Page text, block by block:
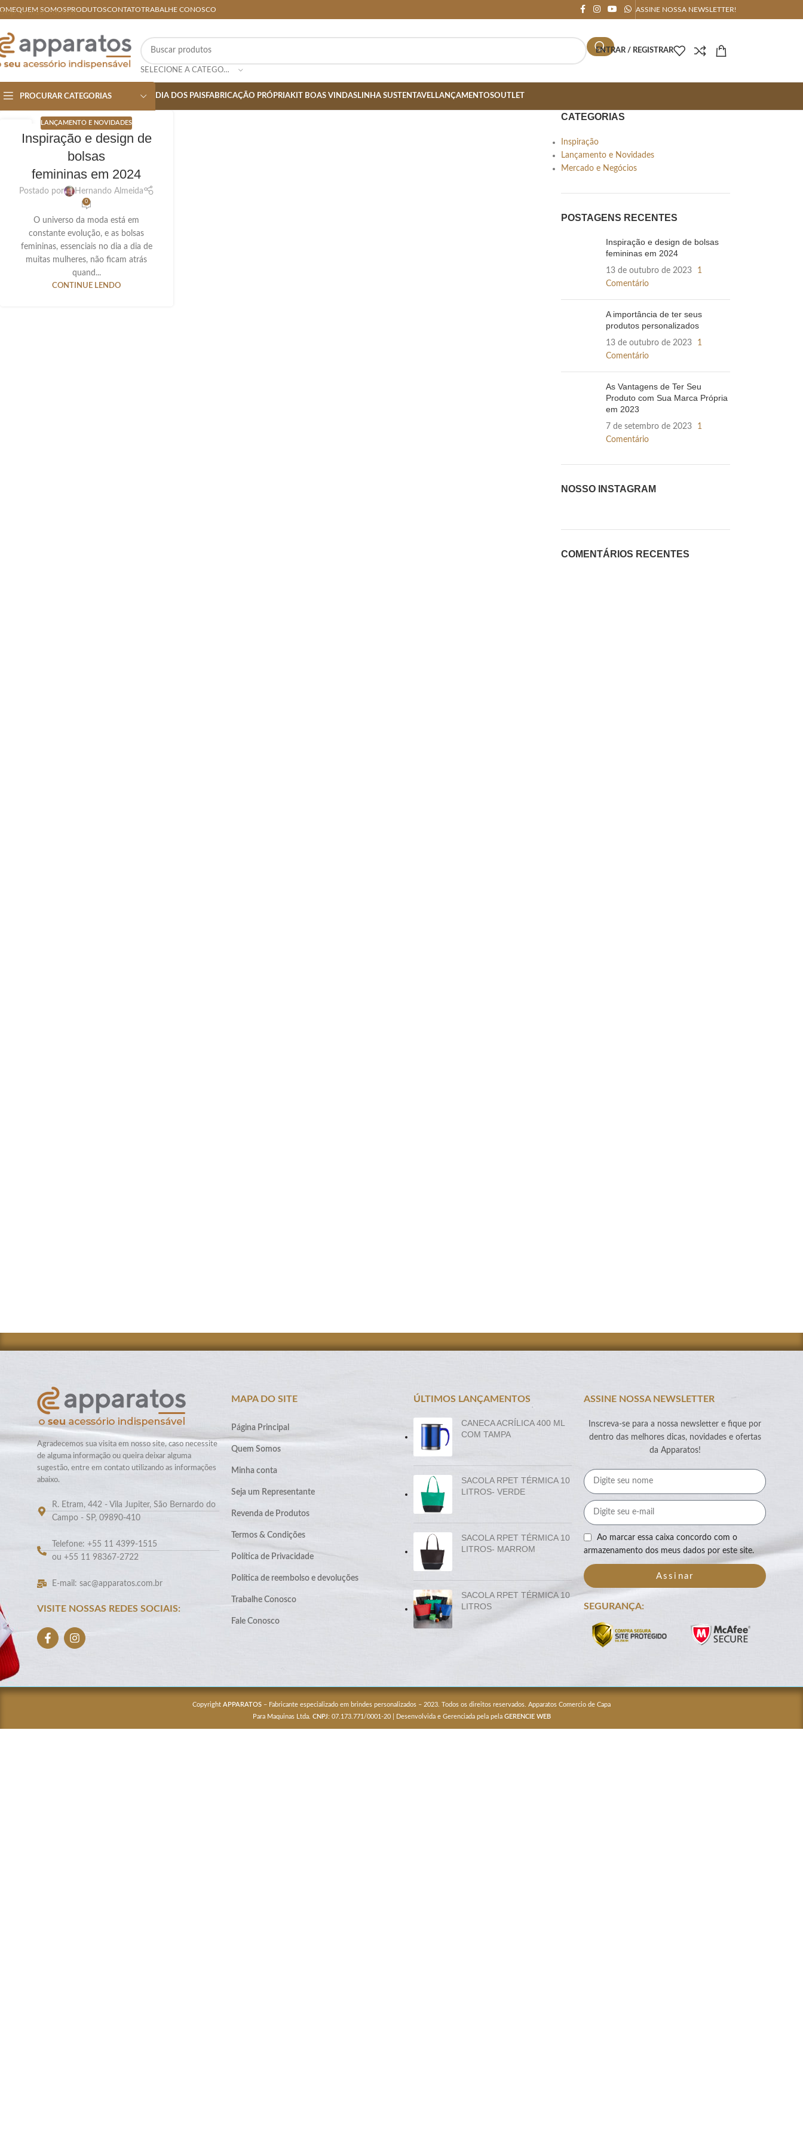
Skip to main content
QUEM SOMOSPRODUTOSCONTATOTRABALHE CONOSCO ASSINE NOSSA NEWSLETTER!
SELECIONE A CATEGORIA
ENTRAR / REGISTRAR
PROCURAR CATEGORIAS DIA DOS PAISFABRICAÇÃO PRÓPRIAKIT BOAS VINDASLINHA SUSTENTAVELLANÇAMENTOSOUTLET
LANÇAMENTO E NOVIDADES
Inspiração e design de
bolsas
femininas em 2024
Postado por Hernando Almeida
0
O universo da moda está em
constante evolução, e as bolsas
femininas, essenciais no dia a dia de
muitas mulheres, não ficam atrás
quand...
CONTINUE LENDO
CATEGORIAS
Inspiração
Lançamento e Novidades
Mercado e Negócios
POSTAGENS RECENTES
Inspiração e design de bolsas
femininas em 2024
13 de outubro de 2023
1
Comentário
A importância de ter seus
produtos personalizados
13 de outubro de 2023
1
Comentário
As Vantagens de Ter Seu
Produto com Sua Marca Própria
em 2023
7 de setembro de 2023
1
Comentário
NOSSO INSTAGRAM
COMENTÁRIOS RECENTES
Agradecemos sua visita em nosso site, caso necessite
de alguma informação ou queira deixar alguma
sugestão, entre em contato utilizando as informações
abaixo.
R. Etram, 442 - Vila Jupiter, São Bernardo do
Campo - SP, 09890-410
Telefone: +55 11 4399-1515
ou +55 11 98367-2722
E-mail: sac@apparatos.com.br
VISITE NOSSAS REDES SOCIAIS:
MAPA DO SITE
Página Principal
Quem Somos
Minha conta
Seja um Representante
Revenda de Produtos
Termos & Condições
Política de Privacidade
Política de reembolso e devoluções
Trabalhe Conosco
Fale Conosco
ÚLTIMOS LANÇAMENTOS
CANECA ACRÍLICA 400 ML
COM TAMPA
SACOLA RPET TÉRMICA 10
LITROS- VERDE
SACOLA RPET TÉRMICA 10
LITROS- MARROM
SACOLA RPET TÉRMICA 10
LITROS
ASSINE NOSSA NEWSLETTER
Inscreva-se para a nossa newsletter e fique por
dentro das melhores dicas, novidades e ofertas
da Apparatos!
Ao marcar essa caixa concordo com o
armazenamento dos meus dados por este site.
Assinar
SEGURANÇA:
Copyright APPARATOS – Fabricante especializado em brindes personalizados – 2023. Todos os direitos reservados. Apparatos Comercio de Capa
Para Maquinas Ltda. CNPJ: 07.173.771/0001-20 | Desenvolvida e Gerenciada pela pela GERENCIE WEB